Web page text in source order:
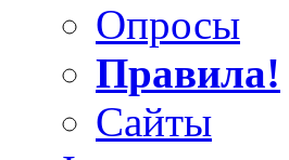
Опросы
Правила!
Сайты